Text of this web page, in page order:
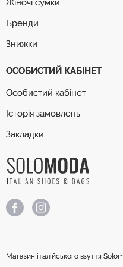
Жіночі сумки
Бренди
Знижки
ОСОБИСТИЙ КАБІНЕТ
Особистий кабінет
Історія замовлень
Закладки
Магазин італійського взуття